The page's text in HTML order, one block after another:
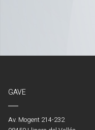
GAVE
Av. Mogent 214-232